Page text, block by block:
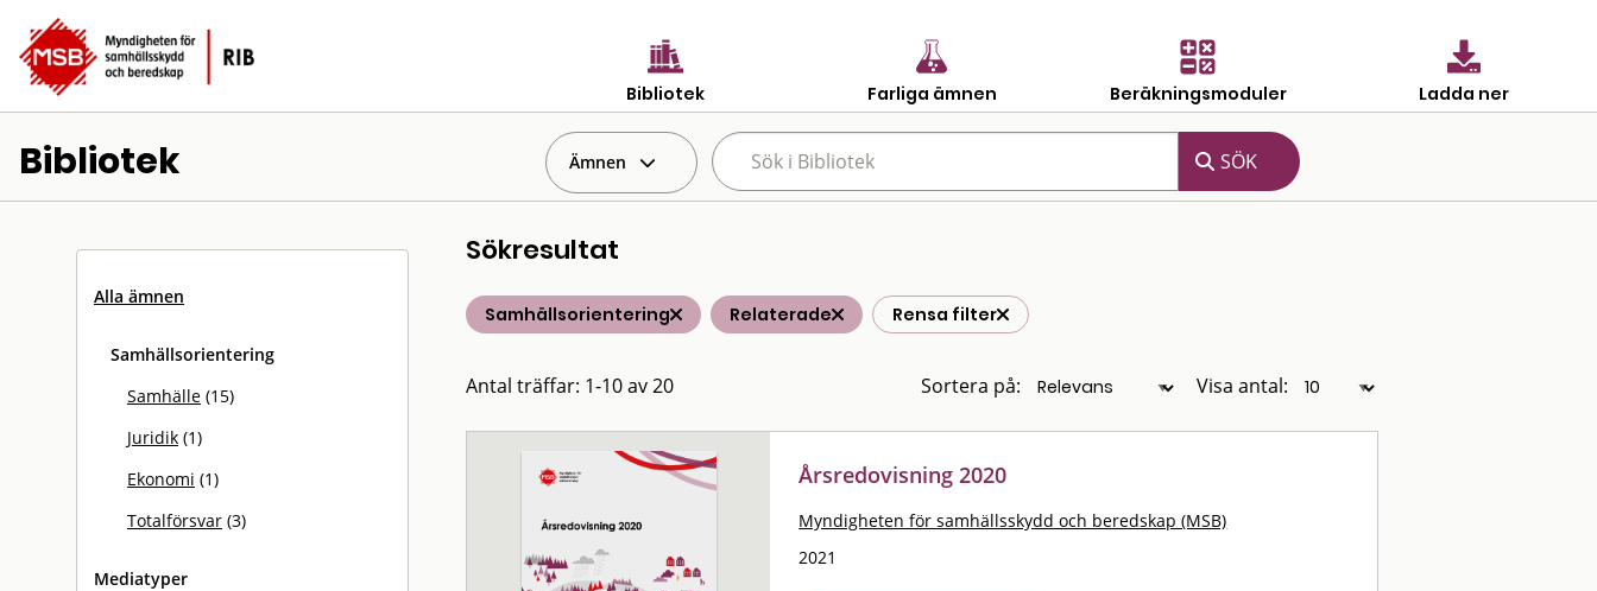
Bibliotek Farliga ämnen Beräkningsmoduler Ladda ner
Bibliotek Ämnen
Alla ämnen
Samhällsorientering
Samhälle (15)
Juridik (1)
Ekonomi (1)
Totalförsvar (3)
Mediatyper
Sökresultat
Samhällsorientering Relaterade Rensa filter
Antal träffar: 1-10 av 20 Sortera på: Visa antal:
Årsredovisning 2020
Myndigheten för samhällsskydd och beredskap (MSB)
2021